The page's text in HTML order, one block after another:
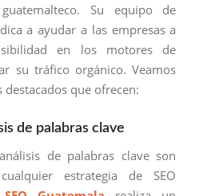
Su equipo de
a ayudar a las empresas a
en los motores de
su tráfico orgánico. Veamos
que ofrecen:
de palabras clave
de palabras clave son
estrategia de SEO